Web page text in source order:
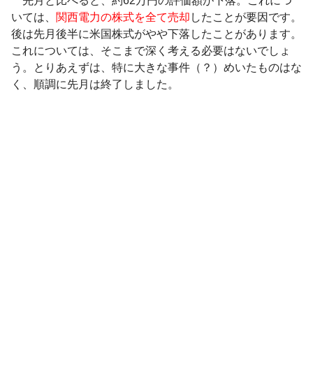
いては、 関西電力の株式を全て売却 したことが要因です。
後は先月後半に米国株式がやや下落したことがあります。
これについては、そこまで深く考える必要はないでしょ
う。とりあえずは、特に大きな事件（？）めいたものはな
く、順調に先月は終了しました。